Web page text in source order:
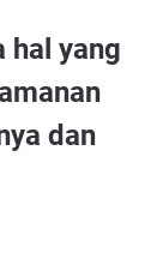
hal yang
dan